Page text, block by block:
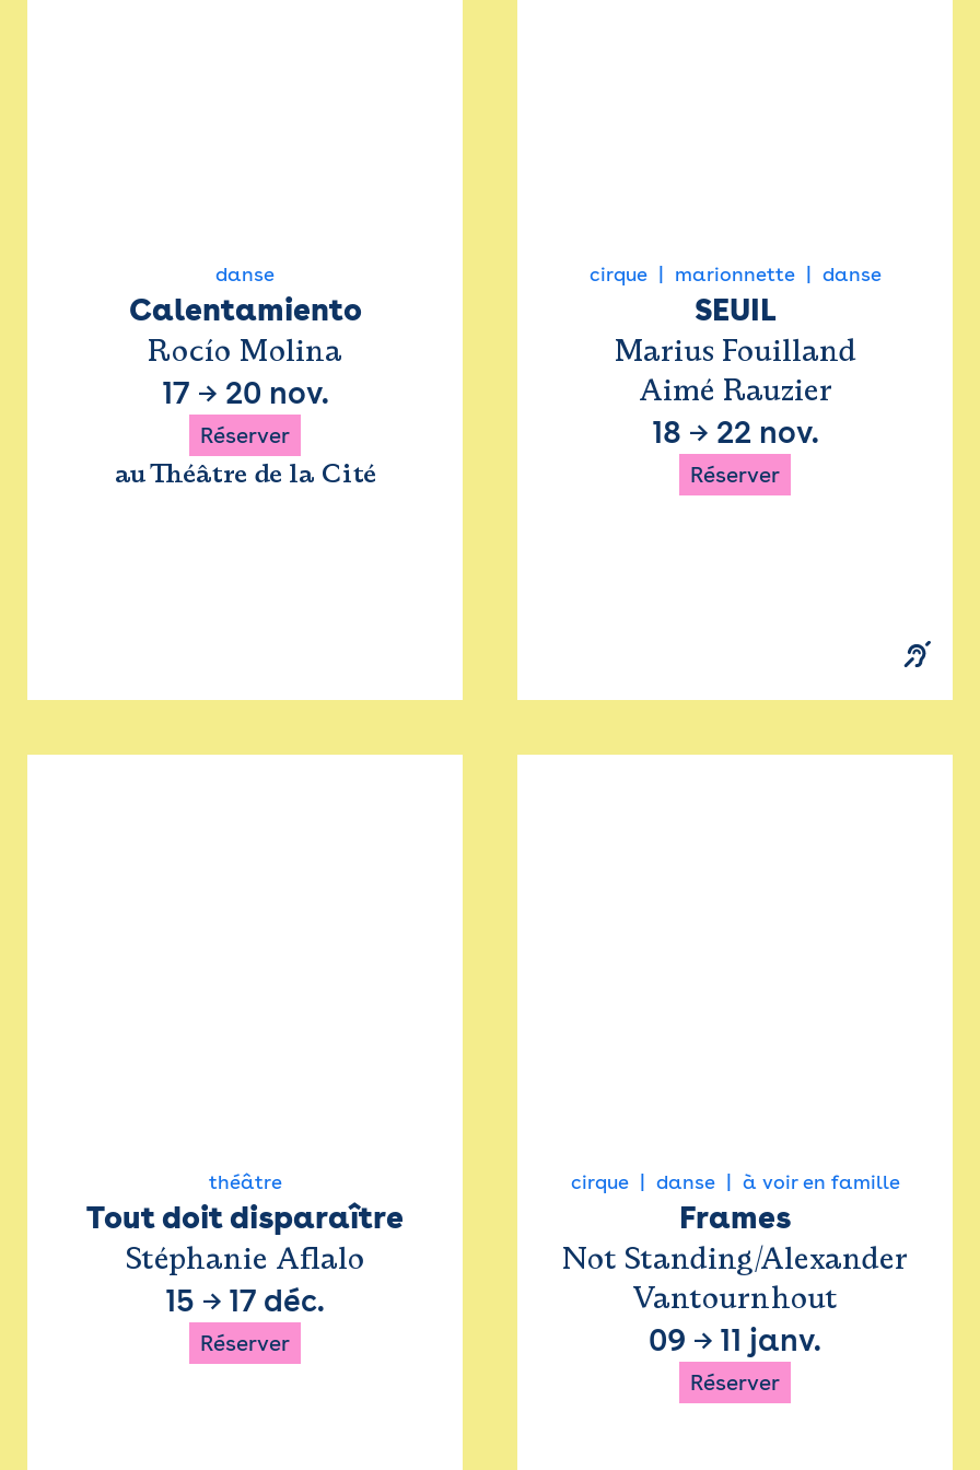
danse
Calentamiento
Rocío Molina
17 → 20 nov.
Réserver
au Théâtre de la Cité
cirque marionnette danse
SEUIL
Marius Fouilland
Aimé Rauzier
18 → 22 nov.
Réserver
théâtre
Tout doit disparaître
Stéphanie Aflalo
15 → 17 déc.
Réserver
cirque danse à voir en famille
Frames
Not Standing/Alexander
Vantournhout
09 → 11 janv.
Réserver